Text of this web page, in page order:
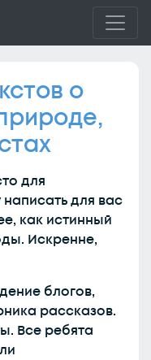
о
для
для вас
как истинный
Искренне,
блогов,
рассказов.
Все ребята